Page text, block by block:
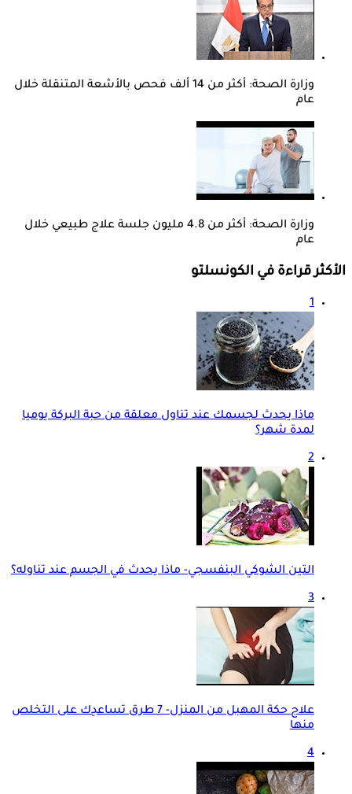
وزارة الصحة: أكثر من 14 ألف فحص بالأشعة المتنقلة خلال
عام
وزارة الصحة: أكثر من 4.8 مليون جلسة علاج طبيعي خلال
عام
الأكثر قراءة في الكونسلتو
1
ماذا يحدث لجسمك عند تناول معلقة من حبة البركة يوميا
لمدة شهر؟
2
التين الشوكي البنفسجي- ماذا يحدث في الجسم عند تناوله؟
3
علاج حكة المهبل من المنزل- 7 طرق تساعدِك على التخلص
منها
4